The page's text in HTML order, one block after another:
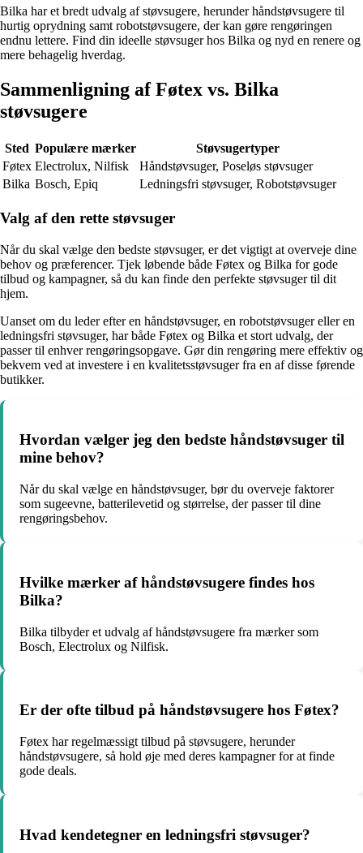
Bilka har et bredt udvalg af støvsugere, herunder håndstøvsugere til
hurtig oprydning samt robotstøvsugere, der kan gøre rengøringen
endnu lettere. Find din ideelle støvsuger hos Bilka og nyd en renere og
mere behagelig hverdag.
Sammenligning af Føtex vs. Bilka
støvsugere
Sted Populære mærker
Støvsugertyper
Føtex Electrolux, Nilfisk
Håndstøvsuger, Poseløs støvsuger
Bilka Bosch, Epiq Ledningsfri støvsuger, Robotstøvsuger
Valg af den rette støvsuger
Når du skal vælge den bedste støvsuger, er det vigtigt at overveje dine
behov og præferencer. Tjek løbende både Føtex og Bilka for gode
tilbud og kampagner, så du kan finde den perfekte støvsuger til dit
hjem.
Uanset om du leder efter en håndstøvsuger, en robotstøvsuger eller en
ledningsfri støvsuger, har både Føtex og Bilka et stort udvalg, der
passer til enhver rengøringsopgave. Gør din rengøring mere effektiv og
bekvem ved at investere i en kvalitetsstøvsuger fra en af disse førende
butikker.
Hvordan vælger jeg den bedste håndstøvsuger til
mine behov?
Når du skal vælge en håndstøvsuger, bør du overveje faktorer
som sugeevne, batterilevetid og størrelse, der passer til dine
rengøringsbehov.
Hvilke mærker af håndstøvsugere findes hos
Bilka?
Bilka tilbyder et udvalg af håndstøvsugere fra mærker som
Bosch, Electrolux og Nilfisk.
Er der ofte tilbud på håndstøvsugere hos Føtex?
Føtex har regelmæssigt tilbud på støvsugere, herunder
håndstøvsugere, så hold øje med deres kampagner for at finde
gode deals.
Hvad kendetegner en ledningsfri støvsuger?